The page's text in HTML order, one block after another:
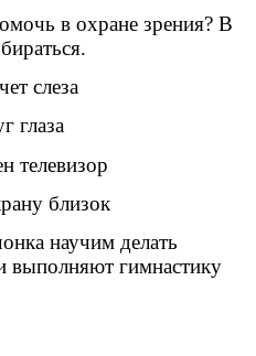
в охране зрения? В
слеза
глаза
телевизор
близок
научим делать
выполняют гимнастику